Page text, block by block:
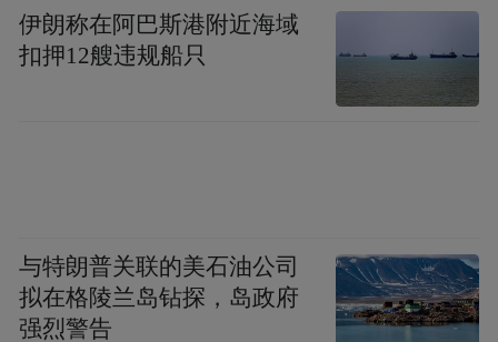
电影展映后，导演郭旭锋和制片人元晓帅来
到现场与影迷们亲切互动，耐心回答影迷问
生共事的过往，希望每个人都有机会能够进
入电影院感受陈其钢先生的人格魅力。著名
影像艺术家汤辉表示能让同龄人对作曲家曲
伊朗称在阿巴斯港附近海域
扣押12艘违规船只
与特朗普关联的美石油公司
拟在格陵兰岛钻探，岛政府
强烈警告